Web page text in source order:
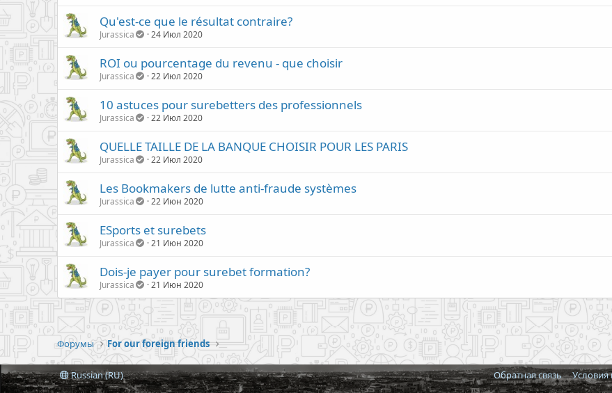
Qu'est-ce que le résultat contraire?
Jurassica 24 Июл 2020
ROI ou pourcentage du revenu - que choisir
Jurassica 22 Июл 2020
10 astuces pour surebetters des professionnels
Jurassica 22 Июл 2020
QUELLE TAILLE DE LA BANQUE CHOISIR POUR LES PARIS
Jurassica 22 Июл 2020
Les Bookmakers de lutte anti-fraude systèmes
Jurassica 22 Июн 2020
ESports et surebets
Jurassica 21 Июн 2020
Dois-je payer pour surebet formation?
Jurassica 21 Июн 2020
Форумы For our foreign friends
Russian (RU) Обратная связь Условия